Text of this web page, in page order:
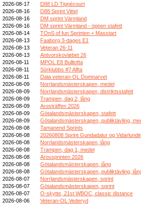
2026-08-17
D88 LD Tignécourt
2026-08-16
D88 Sprint Vittel
2026-08-16
DM sprint Värmland
2026-08-16
DM sprint Värmland - öppen stafett
2026-08-14
TOnS of fun Sprinten + Masstart
2026-08-13
Faaborg 3-dages E1
2026-08-13
Veteran 26-11
2026-08-13
Antvorskovløbet 26
2026-08-11
MPOL E8 Bulltofta
2026-08-11
Sörklubbs #7 Alfta
2026-08-11
Dala veteran-OL Domnarvet
2026-08-09
Norrlandsmästerskapen, medel
2026-08-09
Norrlandsmästerskapen, distriktsstafett
2026-08-09
Trampen, dag 2, lång
2026-08-09
Arosträffen 2026
2026-08-09
Götalandsmästerskapen, stafett
2026-08-09
Götalandsmästerskapen, publiktävling,
2026-08-08
Tamanend Sprints
2026-08-08
20260808 Sprint Gundadalur og
2026-08-08
Norrlandsmästerskapen, lång
2026-08-08
Trampen, dag 1, medel
2026-08-08
Arossprinten 2026
2026-08-08
Götalandsmästerskapen, lång
2026-08-08
Götalandsmästerskapen, publiktävling,
2026-08-07
Norrlandsmästerskapen, sprint
2026-08-07
Götalandsmästerskapen, sprint
2026-08-07
O-skytte, 21st WBOC, classic distance
2026-08-06
Veteran-OL Vederyd